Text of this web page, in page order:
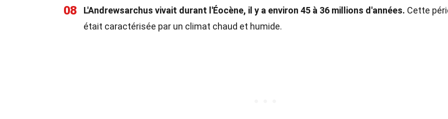
08 L'Andrewsarchus vivait durant l'Éocène, il y a environ 45 à 36 millions d'années. Cette
était caractérisée par un climat chaud et humide.